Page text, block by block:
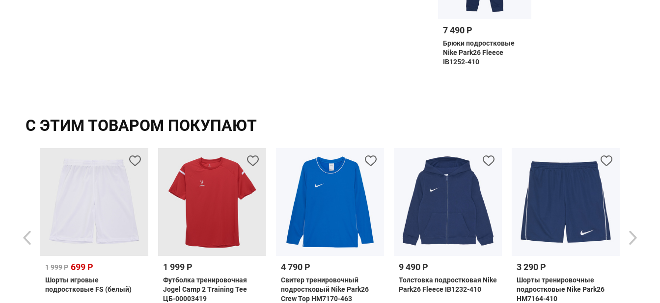
7 490 Р
Брюки подростковые
Nike Park26 Fleece
IB1252-410
С ЭТИМ ТОВАРОМ ПОКУПАЮТ
1 999 Р 699 Р
Шорты игровые
подростковые FS (белый)
1 999 Р
Футболка тренировочная
Jogel Camp 2 Training Tee
ЦБ-00003419
4 790 Р
Свитер тренировочный
подростковый Nike Park26
Crew Top HM7170-463
9 490 Р
Толстовка подростковая Nike
Park26 Fleece IB1232-410
3 290 Р
Шорты тренировочные
подростковые Nike Park26
HM7164-410